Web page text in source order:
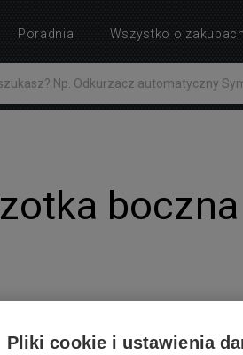
INSTRUKCJE
Poradnia Wszystko o zakupach
Pliki cookie i ustawienia